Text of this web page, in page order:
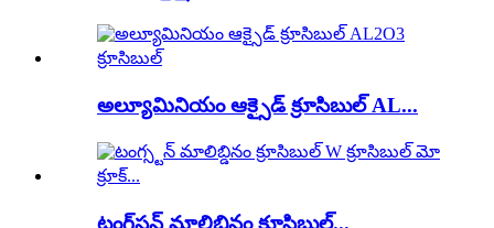
అల్యూమినియం ఆక్సైడ్ క్రూసిబుల్ AL...
టంగ్‌స్టన్ మాలిబ్డినం క్రూసిబుల్...